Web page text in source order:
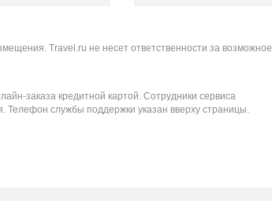
Travel.ru не несет ответственности за возможное
заказа кредитной картой. Сотрудники сервиса
Телефон службы поддержки указан вверху страницы.